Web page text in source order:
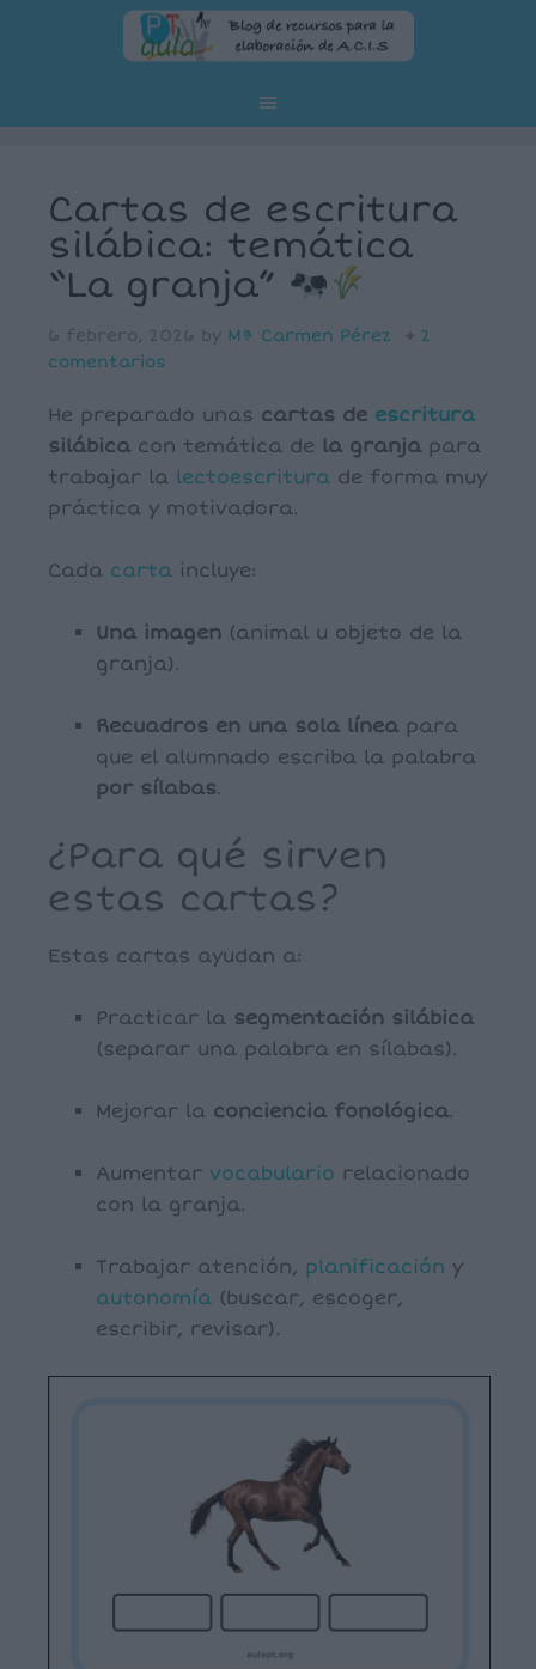
Cartas de escritura
silábica: temática
“La granja”
6 febrero, 2026 by Mª Carmen Pérez
2
comentarios
He preparado unas cartas de escritura
silábica con temática de la granja para
trabajar la lectoescritura de forma muy
práctica y motivadora.
Cada carta incluye:
Una imagen (animal u objeto de la
granja).
Recuadros en una sola línea para
que el alumnado escriba la palabra
por sílabas.
¿Para qué sirven
estas cartas?
Estas cartas ayudan a:
Practicar la segmentación silábica
(separar una palabra en sílabas).
Mejorar la conciencia fonológica.
Aumentar vocabulario relacionado
con la granja.
Trabajar atención, planificación y
autonomía (buscar, escoger,
escribir, revisar).